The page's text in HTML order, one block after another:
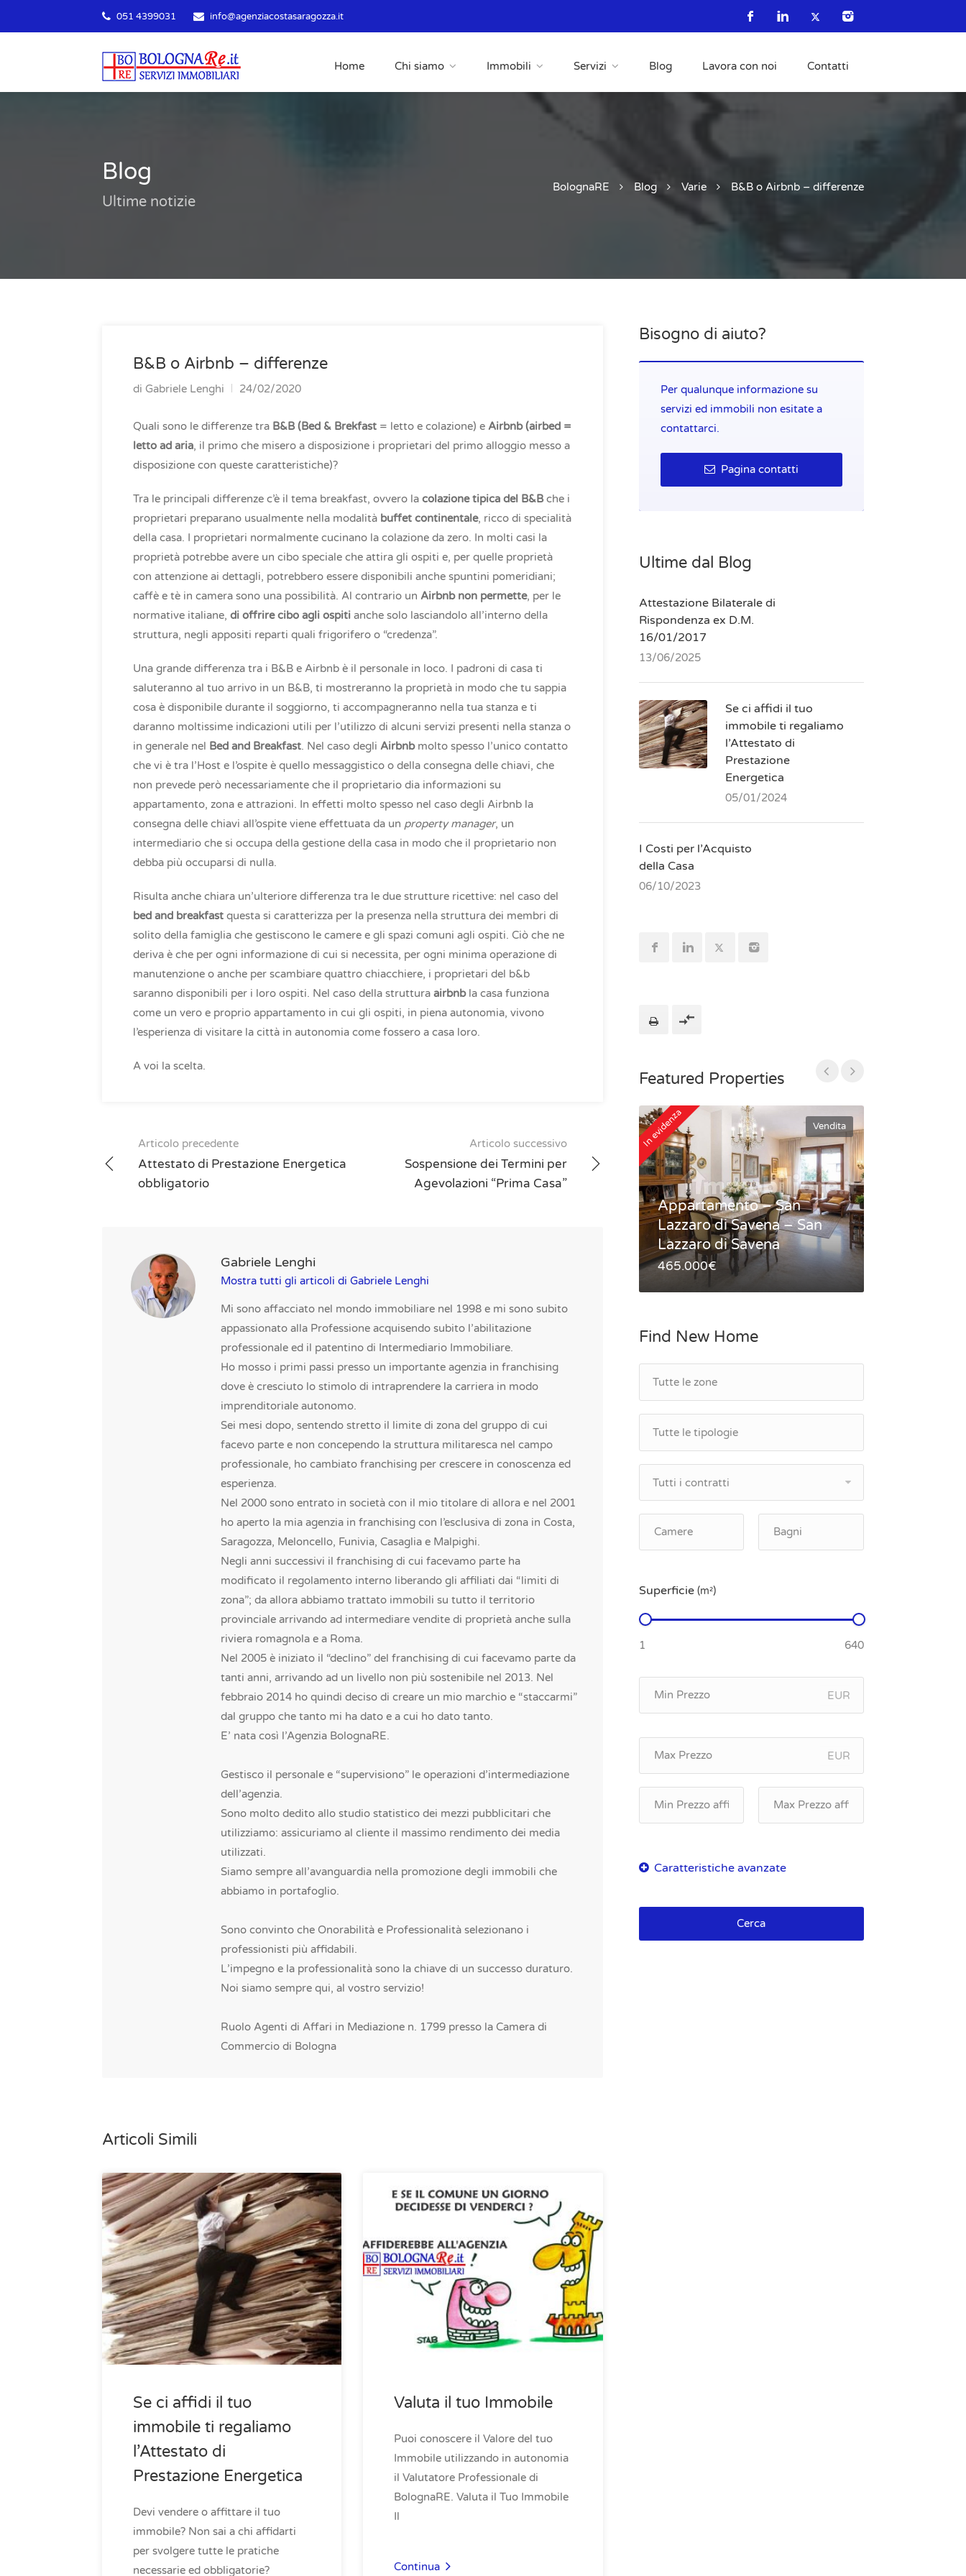
051 4399031 info@agenziacostasaragozza.it
Home Chi siamo Immobili Servizi Blog Lavora con noi Contatti
Blog
Ultime notizie
BolognaRE Blog Varie B&B o Airbnb – differenze
B&B o Airbnb – differenze
di Gabriele Lenghi 24/02/2020
Quali sono le differenze tra B&B (Bed & Brekfast = letto e colazione) e Airbnb (airbed =
letto ad aria, il primo che misero a disposizione i proprietari del primo alloggio messo a
disposizione con queste caratteristiche)?
Tra le principali differenze c’è il tema breakfast, ovvero la colazione tipica del B&Bche i
proprietari preparano usualmente nella modalità buffet continentale, ricco di specialità
della casa. I proprietari normalmente cucinano la colazione da zero. In molti casi la
proprietà potrebbe avere un cibo speciale che attira gli ospiti e, per quelle proprietà
con attenzione ai dettagli, potrebbero essere disponibili anche spuntini pomeridiani;
caffè e tè in camera sono una possibilità. Al contrario un Airbnb non permette, per le
normative italiane, di offrire cibo agli ospiti anche solo lasciandolo all’interno della
struttura, negli appositi reparti quali frigorifero o “credenza”.
Una grande differenza tra i B&B e Airbnb è il personale in loco. I padroni di casa ti
saluteranno al tuo arrivo in un B&B, ti mostreranno la proprietà in modo che tu sappia
cosa è disponibile durante il soggiorno, ti accompagneranno nella tua stanza e ti
daranno moltissime indicazioni utili per l’utilizzo di alcuni servizi presenti nella stanza o
in generale nel Bed and Breakfast. Nel caso degli Airbnbmolto spesso l’unico contatto
che vi è tra l’Host e l’ospite è quello messaggistico o della consegna delle chiavi, che
non prevede però necessariamente che il proprietario dia informazioni su
appartamento, zona e attrazioni. In effetti molto spesso nel caso degli Airbnb la
consegna delle chiavi all’ospite viene effettuata da un property manager, un
intermediario che si occupa della gestione della casa in modo che il proprietario non
debba più occuparsi di nulla.
Risulta anche chiara un’ulteriore differenza tra le due strutture ricettive: nel caso del
bed and breakfast questa si caratterizza per la presenza nella struttura dei membri di
solito della famiglia che gestiscono le camere e gli spazi comuni agli ospiti. Ciò che ne
deriva è che per ogni informazione di cui si necessita, per ogni minima operazione di
manutenzione o anche per scambiare quattro chiacchiere, i proprietari del b&b
saranno disponibili per i loro ospiti. Nel caso della struttura airbnbla casa funziona
come un vero e proprio appartamento in cui gli ospiti, in piena autonomia, vivono
l’esperienza di visitare la città in autonomia come fossero a casa loro.
A voi la scelta.
Post
navigation
Articolo precedente
Attestato di Prestazione Energetica
obbligatorio
Articolo successivo
Sospensione dei Termini per
Agevolazioni “Prima Casa”
Gabriele Lenghi
Mostra tutti gli articoli di Gabriele Lenghi
Mi sono affacciato nel mondo immobiliare nel 1998 e mi sono subito
appassionato alla Professione acquisendo subito l’abilitazione
professionale ed il patentino di Intermediario Immobiliare.
Ho mosso i primi passi presso un importante agenzia in franchising
dove è cresciuto lo stimolo di intraprendere la carriera in modo
imprenditoriale autonomo.
Sei mesi dopo, sentendo stretto il limite di zona del gruppo di cui
facevo parte e non concependo la struttura militaresca nel campo
professionale, ho cambiato franchising per crescere in conoscenza ed
esperienza.
Nel 2000 sono entrato in società con il mio titolare di allora e nel 2001
ho aperto la mia agenzia in franchising con l’esclusiva di zona in Costa,
Saragozza, Meloncello, Funivia, Casaglia e Malpighi.
Negli anni successivi il franchising di cui facevamo parte ha
modificato il regolamento interno liberando gli affiliati dai “limiti di
zona”; da allora abbiamo trattato immobili su tutto il territorio
provinciale arrivando ad intermediare vendite di proprietà anche sulla
riviera romagnola e a Roma.
Nel 2005 è iniziato il “declino” del franchising di cui facevamo parte da
tanti anni, arrivando ad un livello non più sostenibile nel 2013. Nel
febbraio 2014 ho quindi deciso di creare un mio marchio e “staccarmi”
dal gruppo che tanto mi ha dato e a cui ho dato tanto.
E’ nata così l’Agenzia BolognaRE.
Gestisco il personale e “supervisiono” le operazioni d’intermediazione
dell’agenzia.
Sono molto dedito allo studio statistico dei mezzi pubblicitari che
utilizziamo: assicuriamo al cliente il massimo rendimento dei media
utilizzati.
Siamo sempre all’avanguardia nella promozione degli immobili che
abbiamo in portafoglio.
Sono convinto che Onorabilità e Professionalità selezionano i
professionisti più affidabili.
L’impegno e la professionalità sono la chiave di un successo duraturo.
Noi siamo sempre qui, al vostro servizio!
Ruolo Agenti di Affari in Mediazione n. 1799 presso la Camera di
Commercio di Bologna
Articoli Simili
Se ci affidi il tuo
immobile ti regaliamo
l’Attestato di
Prestazione Energetica
Devi vendere o affittare il tuo
immobile? Non sai a chi affidarti
per svolgere tutte le pratiche
necessarie ed obbligatorie?
Valuta il tuo Immobile
Puoi conoscere il Valore del tuo
Immobile utilizzando in autonomia
il Valutatore Professionale di
BolognaRE. Valuta il Tuo Immobile
Il
Continua
Bisogno di aiuto?
Per qualunque informazione su
servizi ed immobili non esitate a
contattarci.
Pagina contatti
Ultime dal Blog
Attestazione Bilaterale di
Rispondenza ex D.M.
16/01/2017
13/06/2025
Se ci affidi il tuo
immobile ti regaliamo
l’Attestato di
Prestazione
Energetica
05/01/2024
I Costi per l’Acquisto
della Casa
06/10/2023
Featured Properties
In evidenza Vendita
Appartamento – San
Lazzaro di Savena – San
Lazzaro di Savena
465.000€
Find New Home
Tutti i contratti
Superficie (m²)
EUR
EUR
Cerca